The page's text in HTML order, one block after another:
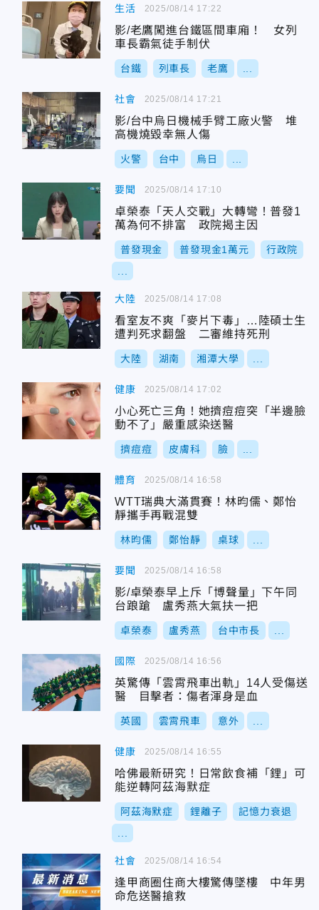
生活
影/老鷹闖進台鐵區間車廂！ 女列
車長霸氣徒手制伏
台鐵 列車長 老鷹
2025/08/14 17:22
社會
影/台中烏日機械手臂工廠火警 堆
高機燒毀幸無人傷
火警 台中 烏日
2025/08/14 17:21
要聞
卓榮泰「天人交戰」大轉彎！普發1
萬為何不排富 政院揭主因
普發現金 普發現金1萬元 行政院
2025/08/14 17:10
大陸
看室友不爽「麥片下毒」…陸碩士生
遭判死求翻盤 二審維持死刑
大陸 湖南 湘潭大學
2025/08/14 17:08
健康
小心死亡三角！她擠痘痘突「半邊臉
動不了」嚴重感染送醫
擠痘痘 皮膚科 臉
2025/08/14 17:02
體育
WTT瑞典大滿貫賽！林昀儒、鄭怡
靜攜手再戰混雙
林昀儒 鄭怡靜 桌球
2025/08/14 16:58
要聞
影/卓榮泰早上斥「博聲量」下午同
台踉蹌 盧秀燕大氣扶一把
卓榮泰 盧秀燕 台中市長
2025/08/14 16:58
國際
英驚傳「雲霄飛車出軌」14人受傷送
醫 目擊者：傷者渾身是血
英國 雲霄飛車 意外
2025/08/14 16:56
健康
哈佛最新研究！日常飲食補「鋰」可
能逆轉阿茲海默症
阿茲海默症 鋰離子 記憶力衰退
2025/08/14 16:55
社會
逢甲商圈住商大樓驚傳墜樓 中年男
命危送醫搶救
2025/08/14 16:54